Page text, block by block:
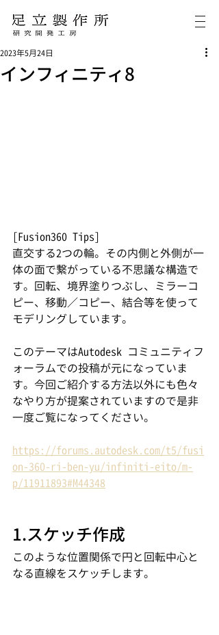
インフィニティ8
2023年5月24日
[Fusion360 Tips]
直交する2つの輪。その内側と外側が一
体の面で繋がっている不思議な構造で
す。回転、境界塗りつぶし、ミラーコ
ピー、移動／コピー、結合等を使って
モデリングしています。
このテーマはAutodesk コミュニティフ
ォーラムでの投稿が元になっていま
す。今回ご紹介する方法以外にも色々
なやり方が提案されていますので是非
一度ご覧になってください。
https://forums.autodesk.com/t5/fusi
on-360-ri-ben-yu/infiniti-eito/m-
p/11911893#M44348
1.スケッチ作成
このような位置関係で円と回転中心と
なる直線をスケッチします。